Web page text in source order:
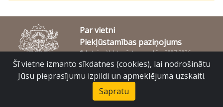
Par vietni
Piekļūstamības paziņojums
© Latvijas Valsts vēstures arhīvs 2007-2026
Slokas iela 16, Rīga, LV – 1048
Šī vietne izmanto sīkdatnes (cookies), lai nodrošinātu
Jūsu pieprasījumu izpildi un apmeklējuma uzskaiti.
Sapratu